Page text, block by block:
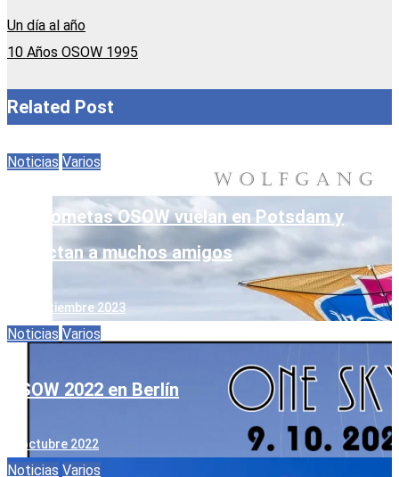
Un día al año
10 Años OSOW 1995
Related Post
Noticias Varios
Las cometas OSOW vuelan en Potsdam y
conectan a muchos amigos
15. septiembre 2023
Noticias Varios
OSOW 2022 en Berlín
9. octubre 2022
Noticias Varios